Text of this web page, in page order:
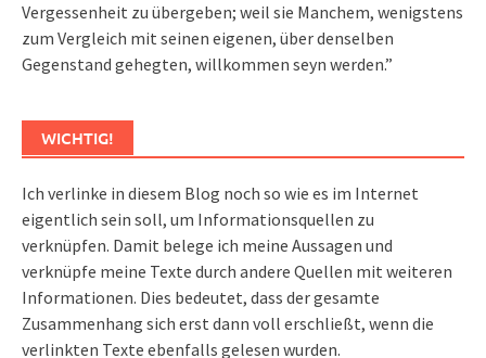
Vergessenheit zu übergeben; weil sie Manchem, wenigstens
zum Vergleich mit seinen eigenen, über denselben
Gegenstand gehegten, willkommen seyn werden.”
WICHTIG!
Ich verlinke in diesem Blog noch so wie es im Internet
eigentlich sein soll, um Informationsquellen zu
verknüpfen. Damit belege ich meine Aussagen und
verknüpfe meine Texte durch andere Quellen mit weiteren
Informationen. Dies bedeutet, dass der gesamte
Zusammenhang sich erst dann voll erschließt, wenn die
verlinkten Texte ebenfalls gelesen wurden.